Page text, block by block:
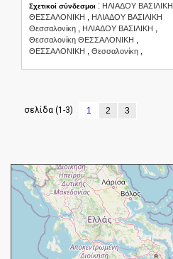
Σχετικοί σύνδεσμοι : ΗΛΙΑΔΟΥ ΒΑΣΙΛΙΚΗ
ΘΕΣΣΑΛΟΝΙΚΗ , ΗΛΙΑΔΟΥ ΒΑΣΙΛΙΚΗ
Θεσσαλονίκη , ΗΛΙΑΔΟΥ ΒΑΣΙΛΙΚΗ ,
Θεσσαλονίκη ΘΕΣΣΑΛΟΝΙΚΗ ,
ΘΕΣΣΑΛΟΝΙΚΗ , Θεσσαλονίκη ,
σελίδα (1-3) 1 2 3